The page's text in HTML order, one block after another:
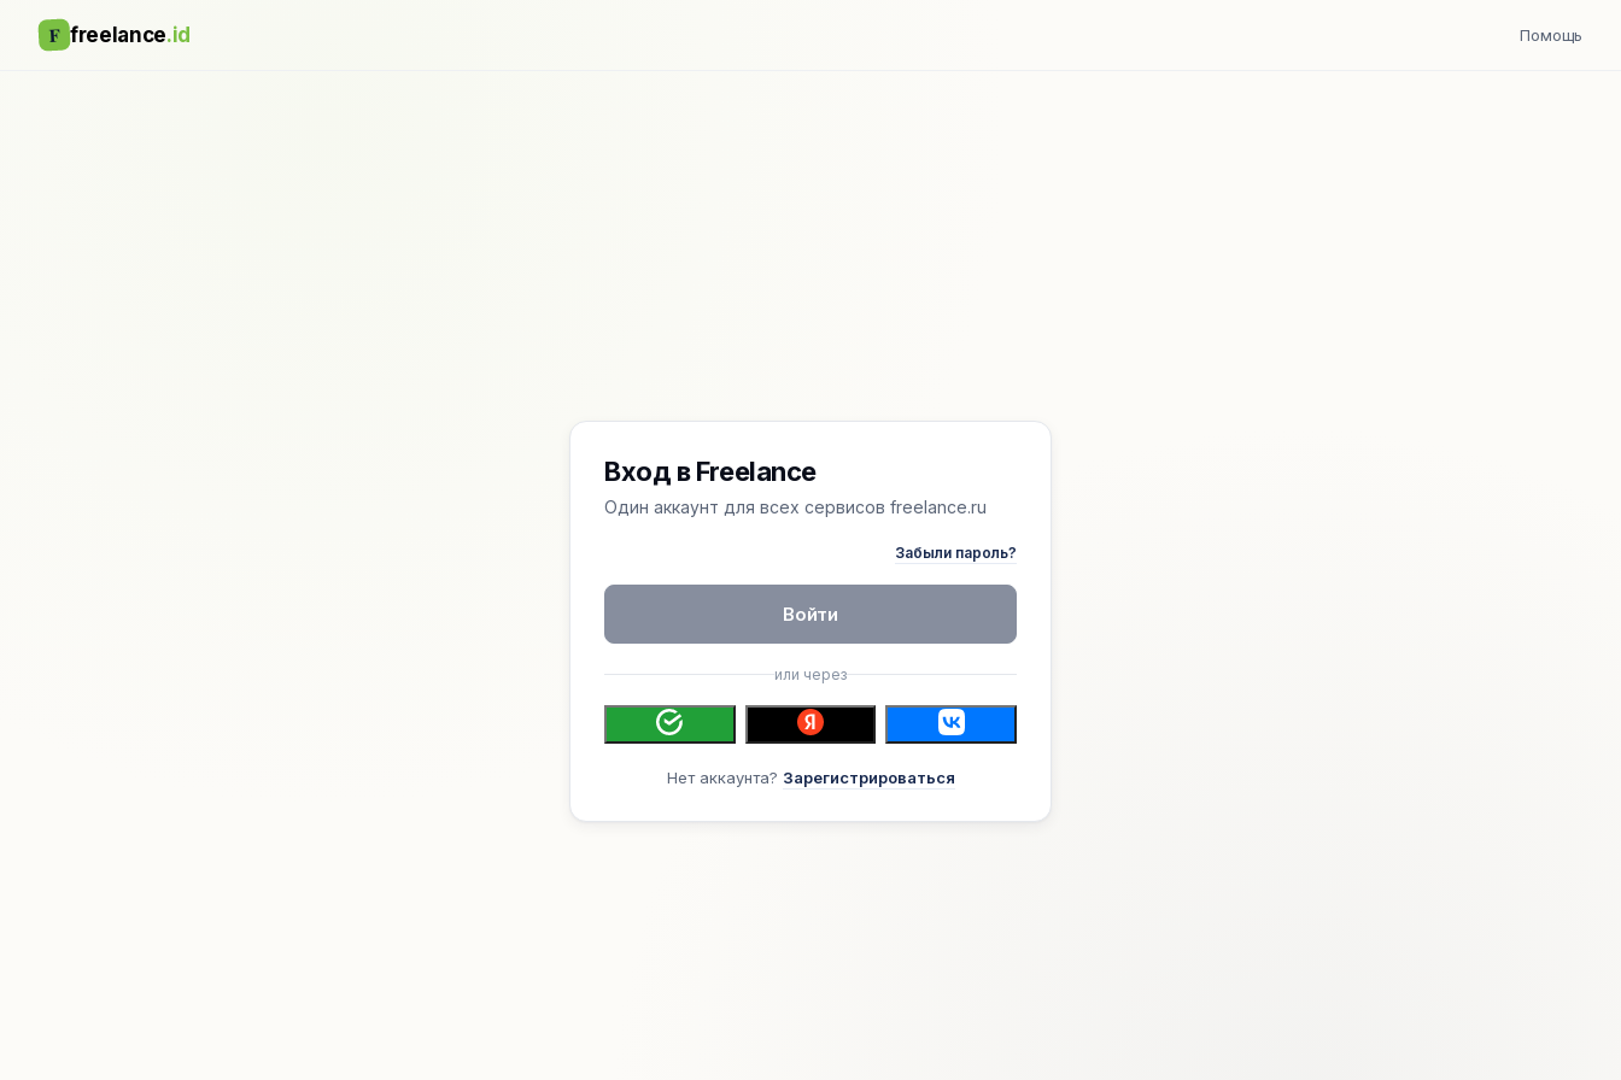
F freelance.id Помощь
Вход в Freelance
Один аккаунт для всех сервисов freelance.ru
Забыли пароль?
Войти
или через
Нет аккаунта? Зарегистрироваться